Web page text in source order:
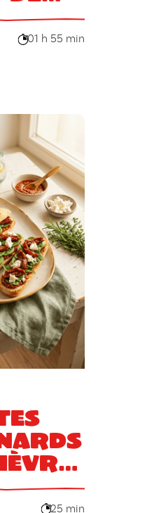
01 h 55 min
25 min